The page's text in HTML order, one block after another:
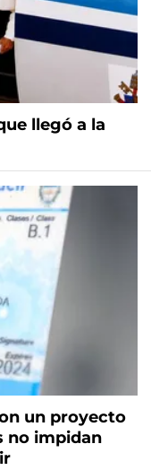
llegó a la
un proyecto
no impidan